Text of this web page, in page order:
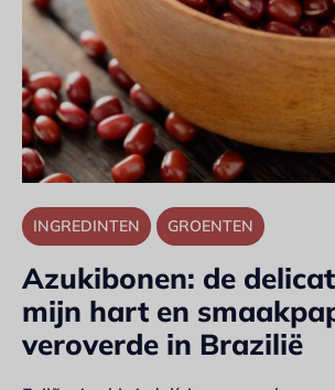
INGREDINTEN GROENTEN
Azukibonen: de
mijn hart en
veroverde in Brazilië